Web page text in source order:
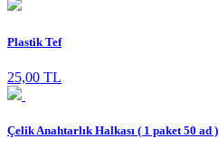
Plastik Tef
25,00 TL
Çelik Anahtarlık Halkası ( 1 paket 50 ad )